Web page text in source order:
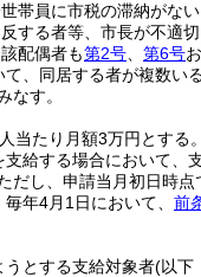
帯員に市税の滞納がない
する者等、市長が不適切
配偶者も第2号 第6号
て、同居する者が複数い
なす。
当たり月額3万円とする。
給する場合において、
だし、申請当月初日時点
年4月1日において、 前
とする支給対象者(以下